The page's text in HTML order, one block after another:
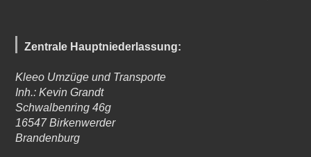
Zentrale Hauptniederlassung:
Kleeo Umzüge und Transporte
Inh.: Kevin Grandt
Schwalbenring 46g
16547 Birkenwerder
Brandenburg